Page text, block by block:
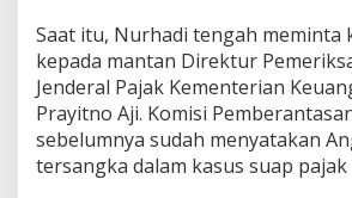
Saat itu, Nurhadi tengah meminta
kepada mantan Direktur
Jenderal Pajak Kementerian
Prayitno Aji. Komisi
sebelumnya sudah menyatakan
tersangka dalam kasus suap pajak